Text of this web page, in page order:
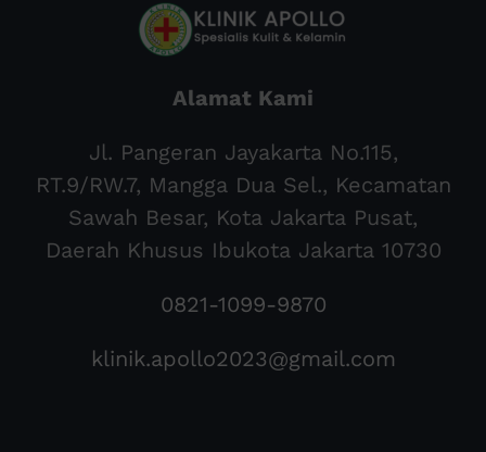
Alamat Kami
Jl. Pangeran Jayakarta No.115,
RT.9/RW.7, Mangga Dua Sel., Kecamatan
Sawah Besar, Kota Jakarta Pusat,
Daerah Khusus Ibukota Jakarta 10730
0821-1099-9870
klinik.apollo2023@gmail.com